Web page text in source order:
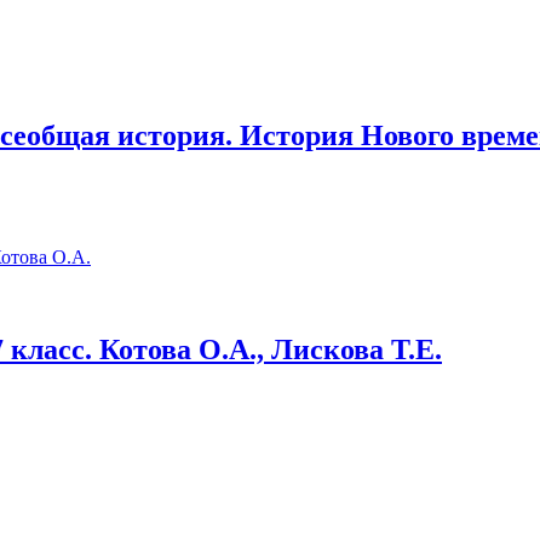
история. История Нового
класс. Котова О.А., Лискова Т.Е.